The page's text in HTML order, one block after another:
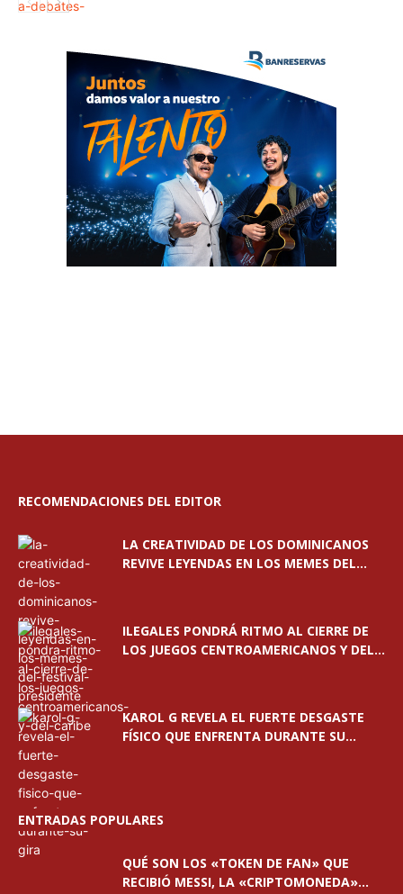
RECOMENDACIONES DEL EDITOR
LA CREATIVIDAD DE LOS DOMINICANOS
REVIVE LEYENDAS EN LOS MEMES DEL...
ILEGALES PONDRÁ RITMO AL CIERRE DE
LOS JUEGOS CENTROAMERICANOS Y DEL...
KAROL G REVELA EL FUERTE DESGASTE
FÍSICO QUE ENFRENTA DURANTE SU...
ENTRADAS POPULARES
QUÉ SON LOS «TOKEN DE FAN» QUE
RECIBIÓ MESSI, LA «CRIPTOMONEDA»...